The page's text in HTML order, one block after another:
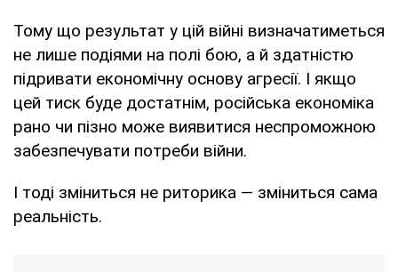
Тому що результат у цій війні визначатиметься
не лише подіями на полі бою, а й здатністю
підривати економічну основу агресії. І якщо
цей тиск буде достатнім, російська економіка
рано чи пізно може виявитися неспроможною
забезпечувати потреби війни.
І тоді зміниться не риторика — зміниться сама
реальність.